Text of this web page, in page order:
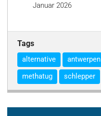
Januar 2026
Tags
alternative antwerpen
methatug
schlepper